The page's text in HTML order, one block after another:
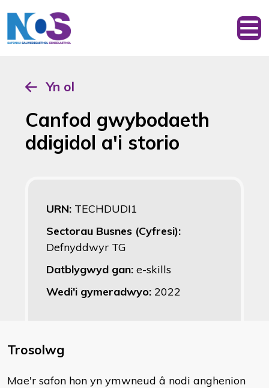
Yn ol
Canfod gwybodaeth
ddigidol a'i storio
URN: TECHDUDI1
Sectorau Busnes (Cyfresi):
Defnyddwyr TG
Datblygwyd gan: e-skills
Wedi'i gymeradwyo: 2022
Trosolwg
Mae'r safon hon yn ymwneud â nodi anghenion